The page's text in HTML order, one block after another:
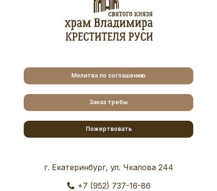
Молитва по соглашению
Заказ требы
Пожертвовать
г. Екатеринбург, ул. Чкалова 244
+7 (952) 737-16-86